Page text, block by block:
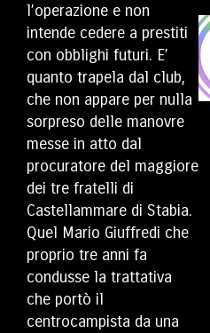
l’operazione e non
intende cedere a prestiti
con obblighi futuri. E’
quanto trapela dal club,
che non appare per nulla
sorpreso delle manovre
messe in atto dal
procuratore del maggiore
dei tre fratelli di
Castellammare di Stabia.
Quel Mario Giuffredi che
proprio tre anni fa
condusse la trattativa
che portò il
centrocampista da una